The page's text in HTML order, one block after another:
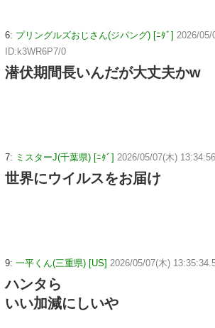
6: プリングルズおじさん(ジパング) [ﾆﾀﾞ] 2026/05/
ID:k3WR6P7/0
潜伏期間長いんだが大丈夫かw
7: ミスターJ(千葉県) [ﾆﾀﾞ] 2026/05/07(木)
世界にウイルスをお届け
9: 一平くん(三重県) [US] 2026/05/07(木)
ハンタら
いい加減にしいや